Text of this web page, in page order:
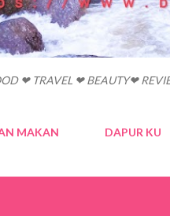
❤ TRAVEL ❤ BEAUTY❤
MAKAN DAPUR KU